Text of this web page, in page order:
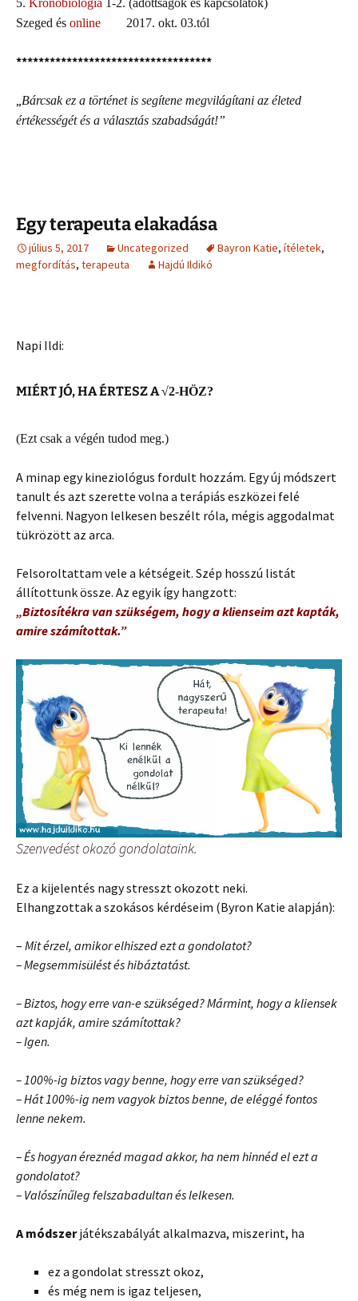
Szeged és online 2017. okt. 03.tól
***********************************
Bárcsak ez a történet is segítene megvilágítani az életed
értékességét és a választás szabadságát!”
Egy terapeuta elakadása
július 5, 2017 Uncategorized Bayron Katie, ítéletek,
megfordítás, terapeuta Hajdú Ildikó
Napi Ildi:
MIÉRT JÓ, HA ÉRTESZ A√2-HÖZ?
(Ezt csak a végén tudod meg.)
A minap egy kineziológus fordult hozzám. Egy új módszert
tanult és azt szerette volna a terápiás eszközei felé
felvenni. Nagyon lelkesen beszélt róla, mégis aggodalmat
tükrözött az arca.
Felsoroltattam vele a kétségeit. Szép hosszú listát
állítottunk össze. Az egyik így hangzott:
„Biztosítékra van szükségem, hogy a klienseim azt kapták,
amire számítottak.”
Szenvedést okozó gondolataink.
Ez a kijelentés nagy stresszt okozott neki.
Elhangzottak a szokásos kérdéseim (Byron Katie alapján):
– Mit érzel, amikor elhiszed ezt a gondolatot?
– Megsemmisülést és hibáztatást.
– Biztos, hogy erre van-e szükséged? Mármint, hogy a kliensek
azt kapják, amire számítottak?
– Igen.
– 100%-ig biztos vagy benne, hogy erre van szükséged?
– Hát 100%-ig nem vagyok biztos benne, de eléggé fontos
lenne nekem.
– És hogyan éreznéd magad akkor, ha nem hinnéd el ezt a
gondolatot?
– Valószínűleg felszabadultan és lelkesen.
A módszerjátékszabályát alkalmazva, miszerint, ha
ez a gondolat stresszt okoz,
és még nem is igaz teljesen,